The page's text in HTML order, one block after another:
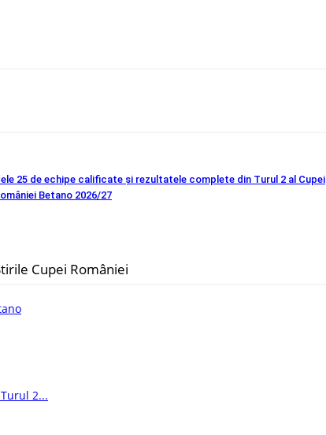
25 de echipe calificate și rezultatele complete din Turul 2 al Cupei
Betano 2026/27
Cupei României
2...